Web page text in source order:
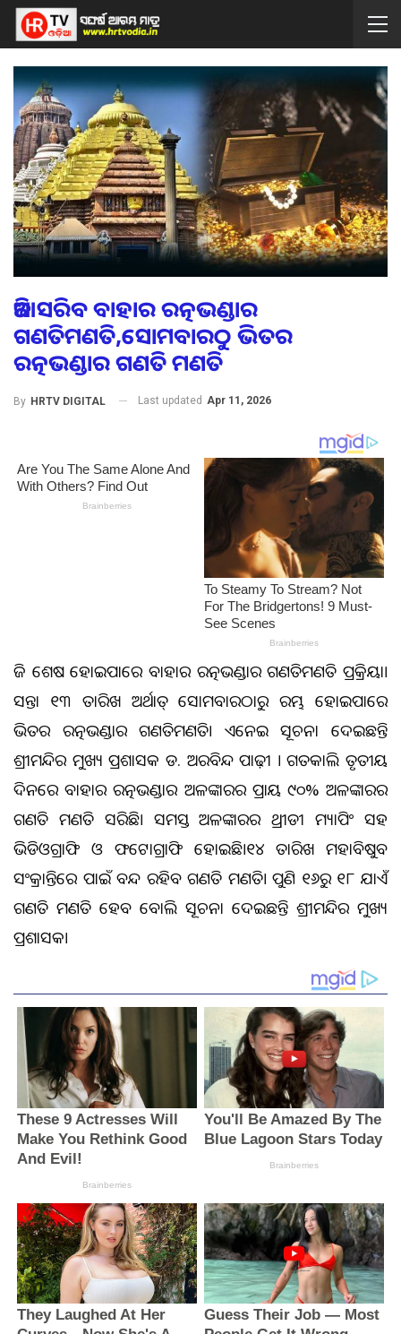
ଆଜି ସରିବ ବାହାର ରତ୍ନଭଣ୍ଡାର
ଗଣତିମଣତି,ସୋମବାରଠୁ ଭିତର
ରତ୍ନଭଣ୍ଡାର ଗଣତି ମଣତି
By HRTV DIGITAL Last updated Apr 11, 2026
ଆଜି ଶେଷ ହୋଇପାରେ ବାହାର ରତ୍ନଭଣ୍ଡାର ଗଣତିମଣତି ପ୍ରକ୍ରିୟା।
ଆସନ୍ତା ୧୩ ତାରିଖ ଅର୍ଥାତ୍ ସୋମବାରଠାରୁ ଆରମ୍ଭ ହୋଇପାରେ
ଭିତର ରତ୍ନଭଣ୍ଡାର ଗଣତିମଣତି। ଏନେଇ ସୂଚନା ଦେଇଛନ୍ତି
ଶ୍ରୀମନ୍ଦିର ମୁଖ୍ୟ ପ୍ରଶାସକ ଡ. ଅରବିନ୍ଦ ପାଢ଼ୀ । ଗତକାଲି ତୃତୀୟ
ଦିନରେ ବାହାର ରତ୍ନଭଣ୍ଡାର ଅଳଙ୍କାରର ପ୍ରାୟ ୯୦% ଅଳଙ୍କାରର
ଗଣତି ମଣତି ସରିଛି। ସମସ୍ତ ଅଳଙ୍କାରର ଥ୍ରୀଡୀ ମ୍ୟାପିଂ ସହ
ଭିଡିଓଗ୍ରାଫି ଓ ଫଟୋଗ୍ରାଫି ହୋଇଛି।୧୪ ତାରିଖ ମହାବିଷୁବ
ସଂକ୍ରାନ୍ତିରେ ପାଇଁ ବନ୍ଦ ରହିବ ଗଣତି ମଣତି। ପୁଣି ୧୬ରୁ ୧୮ ଯାଏଁ
ଗଣତି ମଣତି ହେବ ବୋଲି ସୂଚନା ଦେଇଛନ୍ତି ଶ୍ରୀମନ୍ଦିର ମୁଖ୍ୟ
ପ୍ରଶାସକ।